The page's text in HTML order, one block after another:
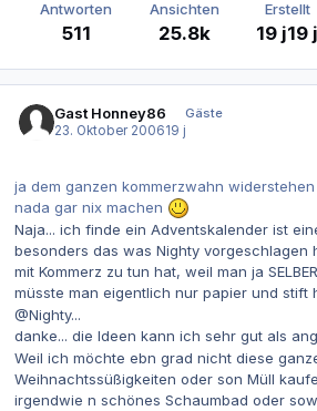
Antworten
511
Ansichten
25.8k
Erstellt
19 j19 j
Gast Honney86
Gäste
23. Oktober 200619 j
ja dem ganzen kommerzwahn
nada gar nix machen
Naja... ich finde ein Adventskalender ist
besonders das was Nighty vorgeschlagen
mit Kommerz zu tun hat, weil man ja
müsste man eigentlich nur papier und stift
@Nighty...
danke... die Ideen kann ich sehr gut als
Weil ich möchte ebn grad nicht diese
Weihnachtssüßigkeiten oder son Müll
irgendwie n schönes Schaumbad oder